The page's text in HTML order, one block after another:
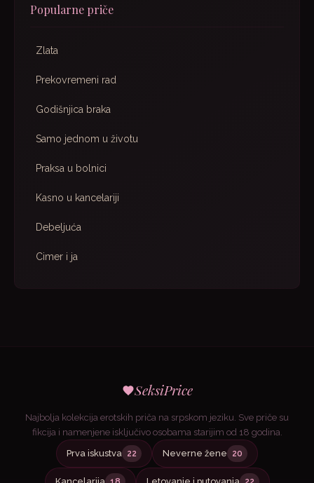
Popularne priče
Zlata
Prekovremeni rad
Godišnjica braka
Samo jednom u životu
Praksa u bolnici
Kasno u kancelariji
Debeljuća
Cimer i ja
SeksiPrice
Najbolja kolekcija erotskih priča na srpskom jeziku. Sve priče su
fikcija i namenjene isključivo osobama starijim od 18 godina.
Prva iskustva 22 Neverne žene 20